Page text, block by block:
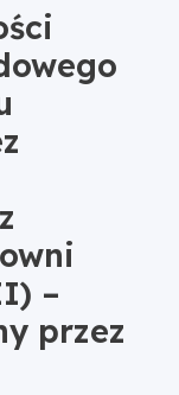
–
przez